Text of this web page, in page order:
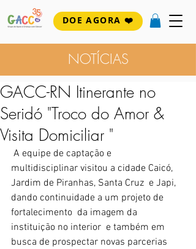
DOE AGORA ❤️
NOTÍCIAS
GACC-RN Itinerante no
Seridó "Troco do Amor &
Visita Domiciliar "
multidisciplinar visitou a cidade Caicó,
Jardim de Piranhas, Santa Cruz  e Japi,
dando continuidade a um projeto de
fortalecimento  da imagem da
instituição no interior  e também em
busca de prospectar novas parcerias